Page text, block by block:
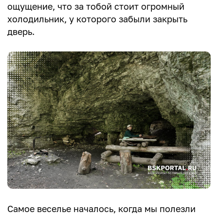
ощущение, что за тобой стоит огромный
холодильник, у которого забыли закрыть
дверь.
Самое веселье началось, когда мы полезли